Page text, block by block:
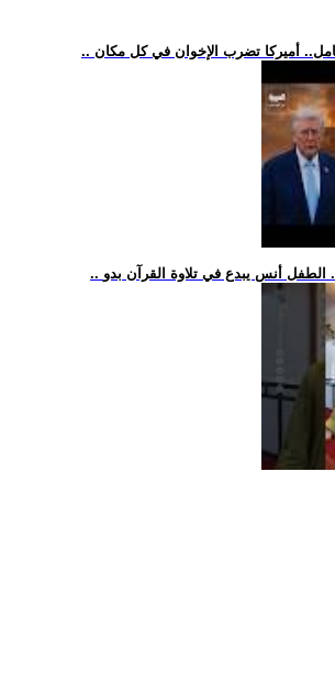
أميركا تضرب الإخوان في كل مكان
الطفل أنس يبدع في تلاوة القرآن بدو